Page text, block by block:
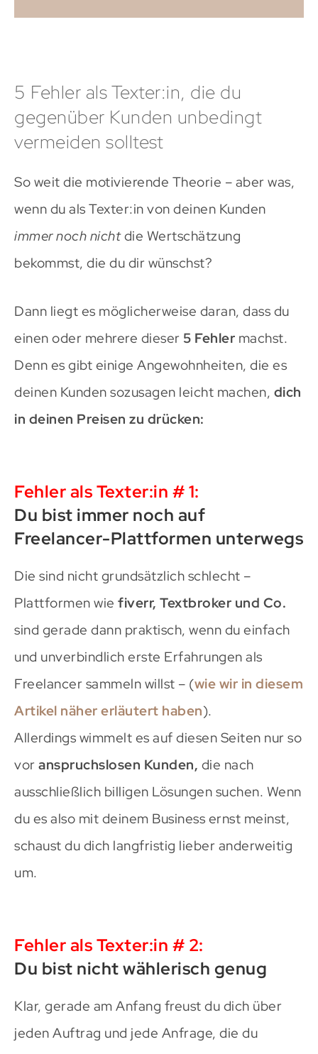
5 Fehler als Texter:in, die du
gegenüber Kunden unbedingt
vermeiden solltest
So weit die motivierende Theorie – aber was,
wenn du als Texter:in von deinen Kunden
immer noch nichtdie Wertschätzung
bekommst, die du dir wünschst?
Dann liegt es möglicherweise daran, dass du
einen oder mehrere dieser 5 Fehler machst.
Denn es gibt einige Angewohnheiten, die es
deinen Kunden sozusagen leicht machen, dich
in deinen Preisen zu drücken:
Fehler als Texter:in # 1:
Du bist immer noch auf
Freelancer-Plattformen unterwegs
Die sind nicht grundsätzlich schlecht –
Plattformen wie fiverr, Textbroker und Co.
sind gerade dann praktisch, wenn du einfach
und unverbindlich erste Erfahrungen als
Freelancer sammeln willst – (wie wir in diesem
Artikel näher erläutert haben).
Allerdings wimmelt es auf diesen Seiten nur so
vor anspruchslosen Kunden, die nach
ausschließlich billigen Lösungen suchen. Wenn
du es also mit deinem Business ernst meinst,
schaust du dich langfristig lieber anderweitig
um.
Fehler als Texter:in # 2:
Du bist nicht wählerisch genug
Klar, gerade am Anfang freust du dich über
jeden Auftrag und jede Anfrage, die du